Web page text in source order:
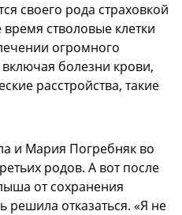
своего рода страховкой
стволовые клетки
огромного
болезни крови,
расстройства, такие
и Мария Погребняк во
родов. А вот после
от сохранения
отказаться. «Я не